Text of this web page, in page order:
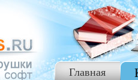
Главная